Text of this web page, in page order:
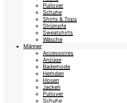
Pullover
Schuhe
Shirts & Tops
Strümpfe
Sweatshirts
Wäsche
Männer
Accessoires
Anzüge
Bademode
Hemden
Hosen
Jacken
Pullover
Schuhe